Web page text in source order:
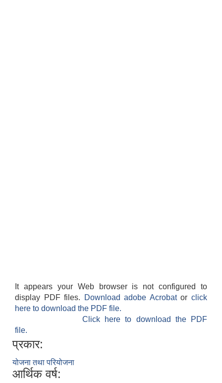
It appears your Web browser is not configured to
display PDF files.
Download adobe Acrobatorclick
here to download the PDF file.
Click here to download the PDF
file.
प्रकार:
योजना तथा परियोजना
आर्थिक वर्ष: